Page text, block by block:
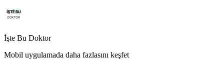
İşte Bu Doktor
Mobil uygulamada daha fazlasını keşfet